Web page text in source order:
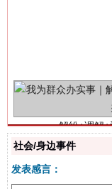
社会/身边事件
发表感言：